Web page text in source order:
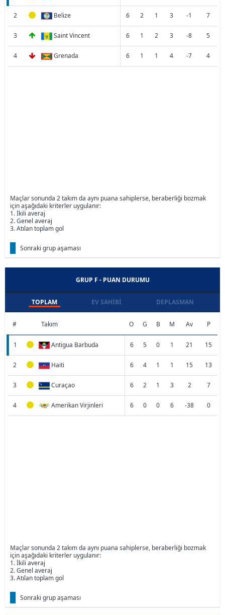
2 Belize 6 2 1 3 -1 7
3 Saint Vincent 6 1 2 3 -8 5
4 Grenada 6 1 1 4 -7 4
Maçlar sonunda 2 takım da aynı puana sahiplerse, beraberliği bozmak
için aşağıdaki kriterler uygulanır:
1. İkili averaj
2. Genel averaj
3. Atılan toplam gol
Sonraki grup aşaması
GRUP F - PUAN DURUMU
TOPLAM EV SAHIBI DEPLASMAN
# Takım O G B M Av P
1 Antigua Barbuda 6 5 0 1 21 15
2 Haiti 6 4 1 1 15 13
3 Curaçao 6 2 1 3 2 7
4 Amerikan Virjinleri 6 0 0 6 -38 0
Maçlar sonunda 2 takım da aynı puana sahiplerse, beraberliği bozmak
için aşağıdaki kriterler uygulanır:
1. İkili averaj
2. Genel averaj
3. Atılan toplam gol
Sonraki grup aşaması